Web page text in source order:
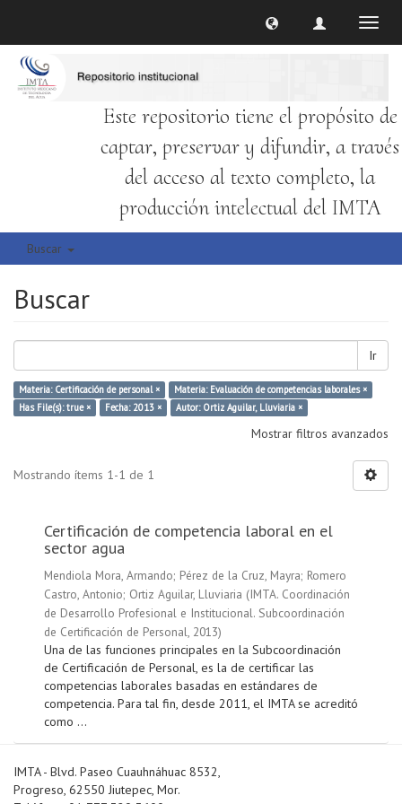
Este repositorio tiene el propósito de
captar, preservar y difundir, a través
del acceso al texto completo, la
producción intelectual del IMTA
Buscar
Buscar
Ir
Materia: Certificación de personal ×
Materia: Evaluación de competencias laborales ×
Has File(s): true ×
Fecha: 2013 × Autor: Ortiz Aguilar, Lluviaria ×
Mostrar filtros avanzados
Mostrando ítems 1-1 de 1
Certificación de competencia laboral en el
sector agua
Mendiola Mora, Armando; Pérez de la Cruz, Mayra; Romero
Castro, Antonio; Ortiz Aguilar, Lluviaria (IMTA. Coordinación
de Desarrollo Profesional e Institucional. Subcoordinación
de Certificación de Personal, 2013)
Una de las funciones principales en la Subcoordinación
de Certificación de Personal, es la de certificar las
competencias laborales basadas en estándares de
competencia. Para tal fin, desde 2011, el IMTA se acreditó
como ...
IMTA - Blvd. Paseo Cuauhnáhuac 8532,
Progreso, 62550 Jiutepec, Mor.